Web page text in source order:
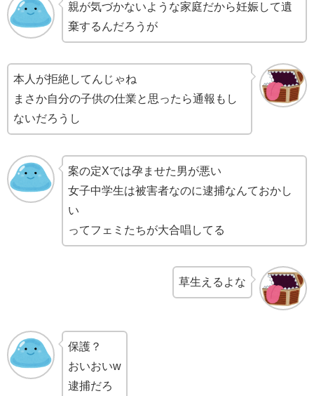
親が気づかないような家庭だから妊娠して遺
棄するんだろうが
本人が拒絶してんじゃね
まさか自分の子供の仕業と思ったら通報もし
ないだろうし
案の定Xでは孕ませた男が悪い
女子中学生は被害者なのに逮捕なんておかし
い
ってフェミたちが大合唱してる
草生えるよな
保護？
おいおいw
逮捕だろ